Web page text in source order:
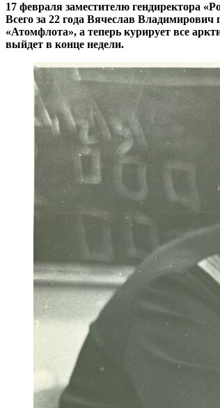
17 февраля заместителю гендиректора
Всего за 22 года Вячеслав
«Атомфлота», а теперь курирует все
выйдет в конце недели.